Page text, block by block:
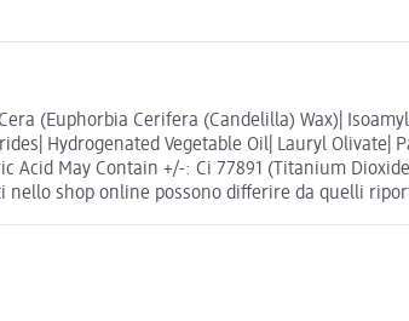
(Euphorbia Cerifera (Candelilla) Wax)|
Hydrogenated Vegetable Oil| Lauryl
May Contain +/-: Ci 77891 (Titanium
nello shop online possono differire da quelli